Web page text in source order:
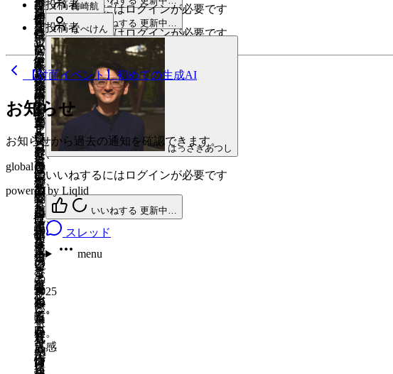
助
と
し
使
っ
て
い
き
た
い
と
思
っ
た
作
成
日
2025
年
11
月
5
日
は
個
性
的
な
友
人
く
ら
い
に
思
っ
て
付
き
合
っ
て
い
き
た
い。
作
に
ハ
ー
ド
ル
が
低
そ
う
な
の
で、
い
ろ
ん
な
事
で
試
し
て
み
よ
う
ら
な
い
こ
と
や
困
っ
た
こ
と
が
あ
れ
ば、
相
棒
の
よ
う
に
生
成
AI
を
っ
か
り
と
確
か
め
る
こ
と
や、
自
分
の
知
識
を
積
み
重
ね
て
い
き
つ
報
を
手
に
入
れ
て、
臆
す
る
こ
と
な
く
使
っ
て
い
き
た
い。
こ
れ
か
ら
menu
ま
ず
は
小
説
作
成
を
楽
し
み
な
が
ら、
上
手
な
付
き
合
い
方
を
見
つ
スレッド
活
用
し
た
い。
孫
に
教
え
る
爺
の
教
育
に
使
え
る
と
思
う。
作
成
日
いいねする 更新中…
スレッド
menu
み
た
い
こ
と
と
し
て、
自
分
と
は
違
う
表
現
を
表
し
て
も
ら
う
（感
情
いいねするにはログインが必要です
いいねする 更新中…
スレッド
menu
を
検
討
作
成
日
2025
年
11
月
5
日
既
読
梅崎航
いいねするにはログインが必要です
いいねする 更新中…
スレッド
menu
今
日
色々
な
人
の
話
を
き
い
て、
少
し
聞
い
て
み
る
こ
と
の
幅
を
広
げ
投稿者
なべけん
いいねするにはログインが必要です
いいねする
スレッド
menu
デ
ジ
タ
ル
ネ
イ
テ
ィ
ブ、
生
成
AI
ネ
イ
テ
ィ
ブ
の
子
ど
も
も
一
緒
投稿者
はっさきあつし
いいねするにはログインが必要です
いいねする 更新中…
スレッド
menu
【対面イベント】初めての生成AI
お知らせ
お知らせから過去の通知を確認できます。
global
powered by Liqlid